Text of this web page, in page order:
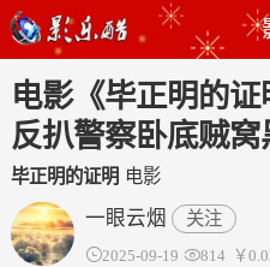
电影《毕正明的证
反扒警察卧底贼窝
毕正明的证明 电影
一眼云烟 关注
2025-09-19 814 ￥